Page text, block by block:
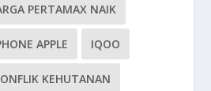
PERTAMAX NAIK
APPLE IQOO
KEHUTANAN